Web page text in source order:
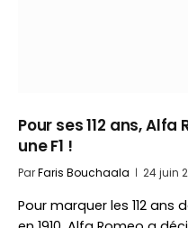
Pour ses 112 ans,
une F1 !
ParFaris Bouchaala 24 juin
Pour marquer les 112